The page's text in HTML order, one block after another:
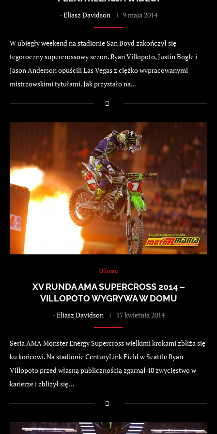
-Eliasz Davidson 9 maja 2014
W ubiegły weekend na stadionie San Boyd zakończył się
tegoroczny supercrossowy sezon. Ryan Villopoto, Justin Bogle i
Jason Anderson opuścili Las Vegas z ciężko wypracowanymi
mistrzowskimi tytułami. Jak przystało na…
Offroad
XV RUNDA AMA SUPERCROSS 2014 –
VILLOPOTO WYGRYWA W DOMU
-Eliasz Davidson 17 kwietnia 2014
Seria AMA Monster Energy Supercross wielkimi krokami zbliża się
ku końcowi. Na stadionie CenturyLink Field w Seattle Ryan
Villopoto przed własną publicznością zgarnął 40 zwycięstwo w
karierze i zbliżył się…